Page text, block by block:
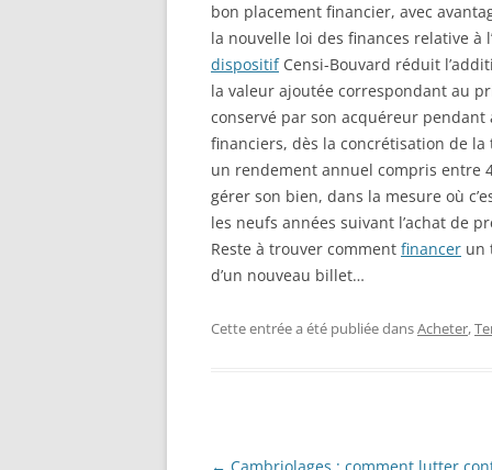
bon placement financier, avec
la nouvelle loi des finances relative à
dispositifCensi-Bouvard réduit
la valeur ajoutée correspondant au
conservé par son acquéreur pendant
financiers, dès la concrétisation de
un rendement annuel compris entre
gérer son bien, dans la mesure où
les neufs années suivant l’achat de
Reste à trouver comment financer un
d’un nouveau billet…
Cette entrée a été publiée dansAcheter,